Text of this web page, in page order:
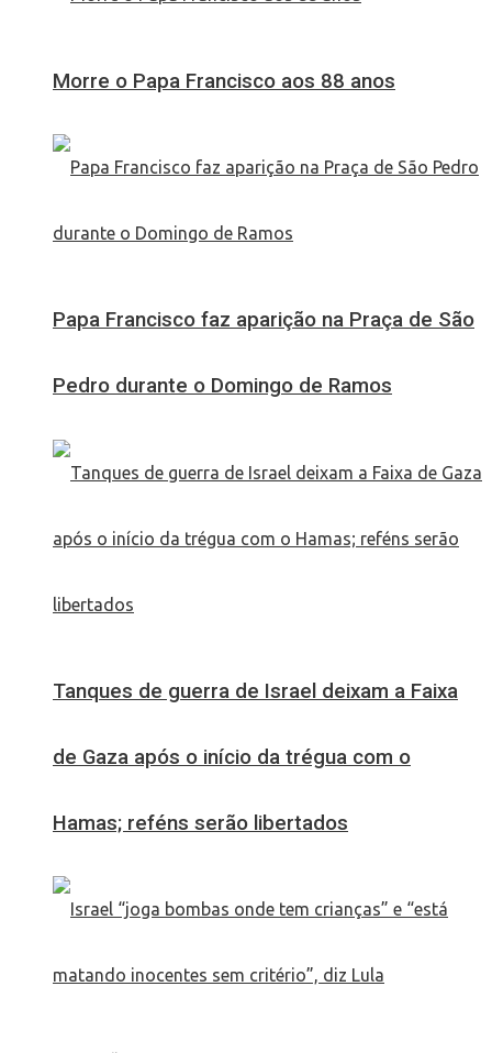
Morre o Papa Francisco aos 88 anos
Papa Francisco faz aparição na Praça de São
Pedro durante o Domingo de Ramos
Tanques de guerra de Israel deixam a Faixa
de Gaza após o início da trégua com o
Hamas; reféns serão libertados